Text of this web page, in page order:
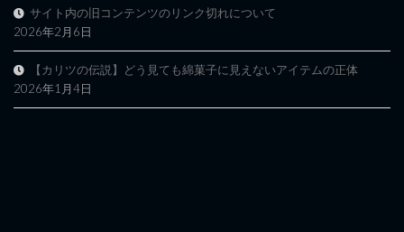
サイト内の旧コンテンツのリンク切れについて
2026年2月6日
【カリツの伝説】どう見ても綿菓子に見えないアイテムの正体
2026年1月4日